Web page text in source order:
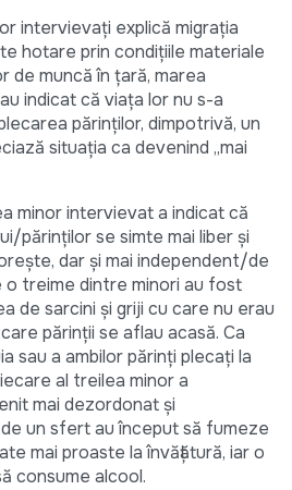
intervievaţi explică migraţia
hotare prin condiţiile materiale
de muncă în ţară, marea
indicat că viaţa lor nu s-a
părinţilor, dimpotrivă, un
situaţia ca devenind „mai
minor intervievat a indicat că
părinţilor se simte mai liber şi
dar şi mai independent/de
treime dintre minori au fost
de sarcini şi griji cu care nu erau
părinţii se aflau acasă. Ca
sau a ambilor părinţi plecați la
al treilea minor a
mai dezordonat şi
un sfert au început să fumeze
mai proaste la învăţătură, iar o
consume alcool.